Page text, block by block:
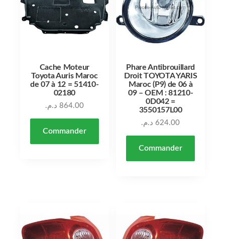
Cache Moteur
Toyota Auris Maroc
de 07 à 12 = 51410-
02180
864.00 د.م.
Commander
Phare Antibrouillard
Droit TOYOTA YARIS
Maroc (P9) de 06 à
09 – OEM : 81210-
0D042 =
3550157L00
624.00 د.م.
Commander